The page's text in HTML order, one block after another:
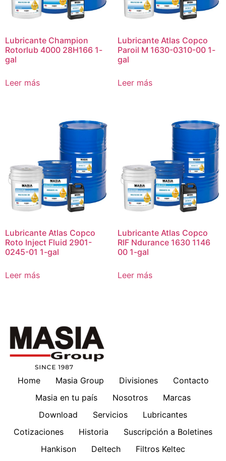
Lubricante Champion
Rotorlub 4000 28H166 1-
gal
Leer más
Lubricante Atlas Copco
Paroil M 1630-0310-00 1-
gal
Leer más
Lubricante Atlas Copco
Roto Inject Fluid 2901-
0245-01 1-gal
Leer más
Lubricante Atlas Copco
RIF Ndurance 1630 1146
00 1-gal
Leer más
Home Masia Group Divisiones
Contacto
Masia en tu país
Nosotros
Marcas
Download
Servicios
Lubricantes
Cotizaciones
Historia
Suscripción a Boletines
Hankison
Deltech
Filtros Keltec